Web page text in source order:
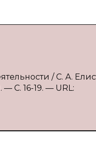
/ С. А.
С. 16-19. — URL: